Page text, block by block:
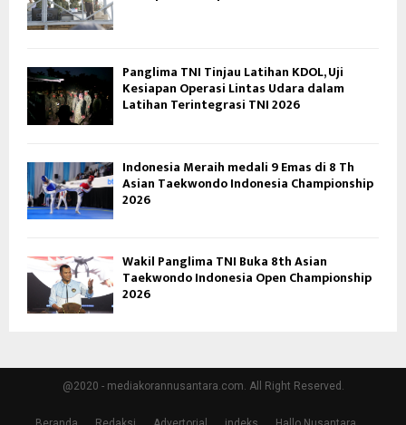
Panglima TNI Tinjau Latihan KDOL, Uji
Kesiapan Operasi Lintas Udara dalam
Latihan Terintegrasi TNI 2026
Indonesia Meraih medali 9 Emas di 8 Th
Asian Taekwondo Indonesia Championship
2026
Wakil Panglima TNI Buka 8th Asian
Taekwondo Indonesia Open Championship
2026
@2020 - mediakorannusantara.com. All Right Reserved.